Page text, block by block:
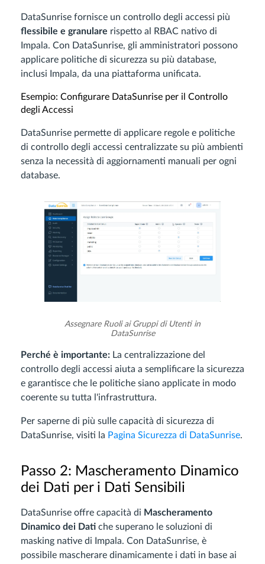
DataSunrise fornisce un controllo degli accessi più
flessibile e granulare rispetto al RBAC nativo di
Impala. Con DataSunrise, gli amministratori possono
applicare politiche di sicurezza su più database,
inclusi Impala, da una piattaforma unificata.
Esempio: Configurare DataSunrise per il Controllo
degli Accessi
DataSunrise permette di applicare regole e politiche
di controllo degli accessi centralizzate su più ambienti
senza la necessità di aggiornamenti manuali per ogni
database.
Assegnare Ruoli ai Gruppi di Utenti in
DataSunrise
Perché è importante: La centralizzazione del
controllo degli accessi aiuta a semplificare la sicurezza
e garantisce che le politiche siano applicate in modo
coerente su tutta l'infrastruttura.
Per saperne di più sulle capacità di sicurezza di
DataSunrise, visiti la Pagina Sicurezza di DataSunrise.
Passo 2: Mascheramento Dinamico
dei Dati per i Dati Sensibili
DataSunrise offre capacità di Mascheramento
Dinamico dei Dati che superano le soluzioni di
masking native di Impala. Con DataSunrise, è
possibile mascherare dinamicamente i dati in base ai